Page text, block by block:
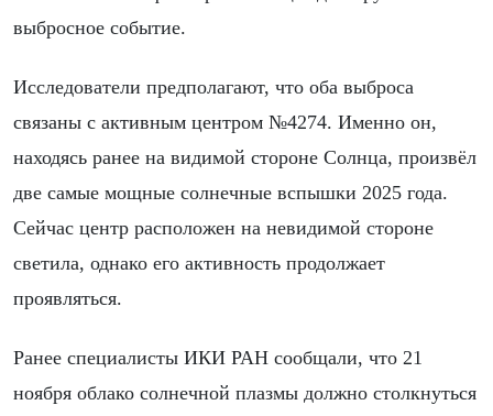
выбросное событие.
Исследователи предполагают, что оба выброса
связаны с активным центром №4274. Именно он,
находясь ранее на видимой стороне Солнца, произвёл
две самые мощные солнечные вспышки 2025 года.
Сейчас центр расположен на невидимой стороне
светила, однако его активность продолжает
проявляться.
Ранее специалисты ИКИ РАН сообщали, что 21
ноября облако солнечной плазмы должно столкнуться